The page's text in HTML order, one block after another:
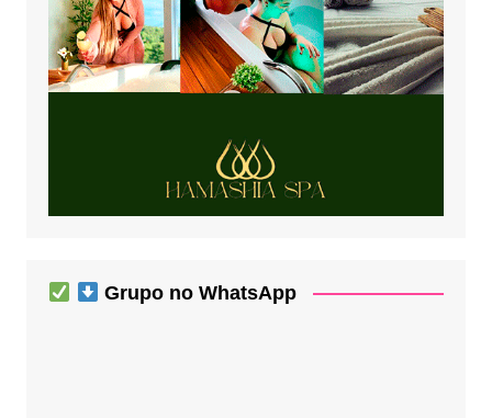
Grupo no WhatsApp